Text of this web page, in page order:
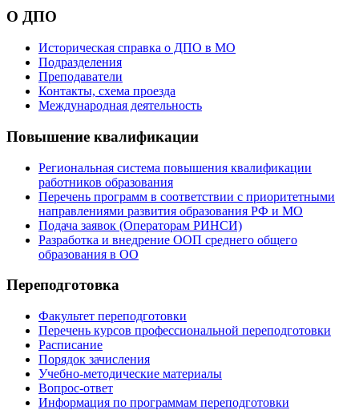
О ДПО
Историческая справка о ДПО в МО
Подразделения
Преподаватели
Контакты, схема проезда
Международная деятельность
Повышение квалификации
Региональная система повышения квалификации
работников образования
Перечень программ в соответствии с приоритетными
направлениями развития образования РФ и МО
Подача заявок (Операторам РИНСИ)
Разработка и внедрение ООП среднего общего
образования в ОО
Переподготовка
Факультет переподготовки
Перечень курсов профессиональной переподготовки
Расписание
Порядок зачисления
Учебно-методические материалы
Вопрос-ответ
Информация по программам переподготовки